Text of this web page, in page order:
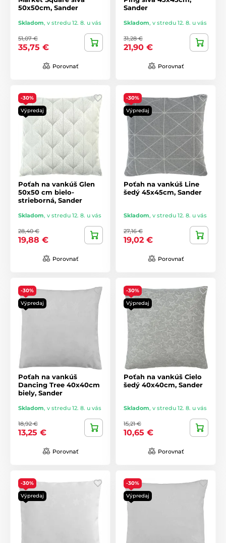
50x50cm, Sander
Skladom, v stredu 12. 8. u vás
51,07 €
35,75 €
Porovnať
Sander
Skladom, v stredu 12. 8. u vás
31,28 €
21,90 €
Porovnať
-30%
Výpredaj
Poťah na vankúš Glen
50x50 cm bielo-
strieborná, Sander
Skladom, v stredu 12. 8. u vás
28,40 €
19,88 €
Porovnať
-30%
Výpredaj
Poťah na vankúš Line
šedý 45x45cm, Sander
Skladom, v stredu 12. 8. u vás
27,16 €
19,02 €
Porovnať
-30%
Výpredaj
Poťah na vankúš
Dancing Tree 40x40cm
biely, Sander
Skladom, v stredu 12. 8. u vás
18,92 €
13,25 €
Porovnať
-30%
Výpredaj
Poťah na vankúš Cielo
šedý 40x40cm, Sander
Skladom, v stredu 12. 8. u vás
15,21 €
10,65 €
Porovnať
-30%
Výpredaj
-30%
Výpredaj